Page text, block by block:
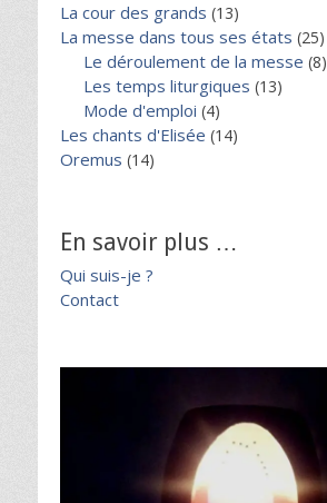
La cour des grands (13)
La messe dans tous ses états (25)
Le déroulement de la messe (8)
Les temps liturgiques (13)
Mode d'emploi (4)
Les chants d'Elisée (14)
Oremus (14)
En savoir plus …
Qui suis-je ?
Contact